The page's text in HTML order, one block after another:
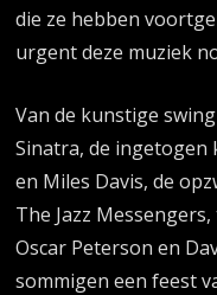
die ze hebben
urgent deze muziek
Van de kunstige
Sinatra, de ingetogen
en Miles Davis, de
The Jazz
Oscar Peterson en
sommigen een feest